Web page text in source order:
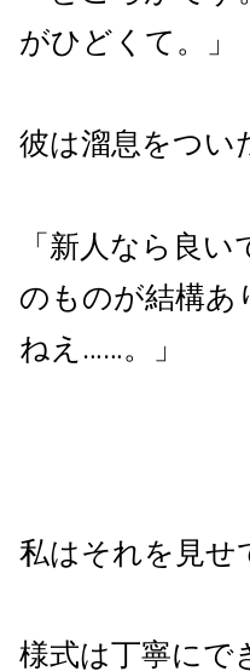
がひどくて。」
彼は溜息をつい
「新人なら良
のものが結構あ
ねえ……。」
私はそれを見せ
様式は丁寧にで